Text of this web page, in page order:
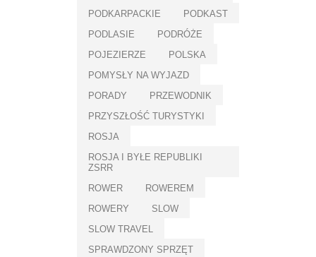
PODKARPACKIE
PODKAST
PODLASIE
PODRÓŻE
POJEZIERZE
POLSKA
POMYSŁY NA WYJAZD
PORADY
PRZEWODNIK
PRZYSZŁOŚĆ TURYSTYKI
ROSJA
ROSJA I BYŁE REPUBLIKI
ZSRR
ROWER
ROWEREM
ROWERY
SLOW
SLOW TRAVEL
SPRAWDZONY SPRZĘT